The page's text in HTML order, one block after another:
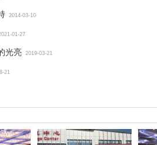
2014-03-10
01-27
光亮 2019-03-21
21